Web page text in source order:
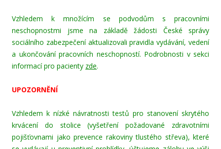
Vzhledem k množícím se podvodům s pracovními
neschopnostmi jsme na základě žádosti České správy
sociálního zabezpečení aktualizovali pravidla vydávání, vedení
a ukončování pracovních neschopností. Podrobnosti v sekci
informací pro pacienty zde.
UPOZORNĚNÍ
Vzhledem k nízké návratnosti testů pro stanovení skrytého
krvácení do stolice (vyšetření požadované zdravotními
pojišťovnami jako prevence rakoviny tlustého střeva), které